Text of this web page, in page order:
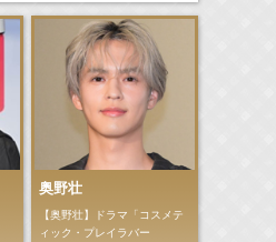
奥野壮
【奥野壮】ドラマ「コスメテ
ィック・プレイラバー